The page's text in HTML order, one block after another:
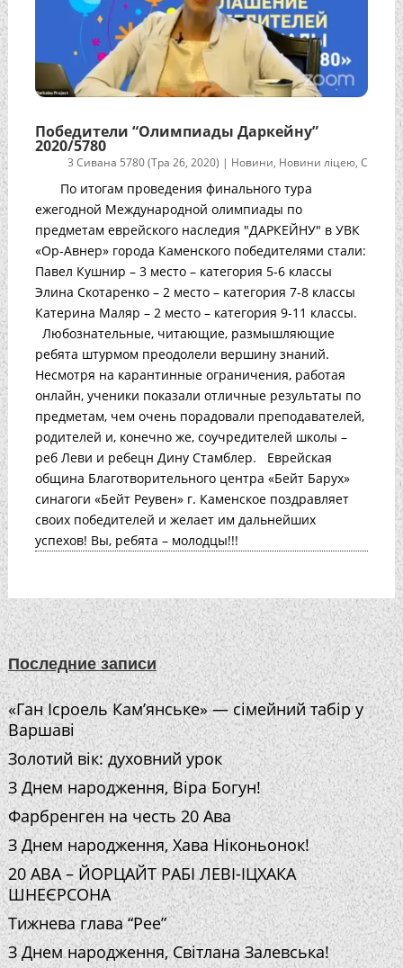
Победители “Олимпиады Даркейну”
2020/5780
3 Сивана 5780 (Тра 26, 2020) | Новини, Новини ліцею,С
По итогам проведения финального тура
ежегодной Международной олимпиады по
предметам еврейского наследия "ДАРКЕЙНУ" в УВК
«Ор-Авнер» города Каменского победителями стали:
Павел Кушнир – 3 место – категория 5-6 классы
Элина Скотаренко – 2 место – категория 7-8 классы
Катерина Маляр – 2 место – категория 9-11 классы.
Любознательные, читающие, размышляющие
ребята штурмом преодолели вершину знаний.
Несмотря на карантинные ограничения, работая
онлайн, ученики показали отличные результаты по
предметам, чем очень порадовали преподавателей,
родителей и, конечно же, соучредителей школы –
реб Леви и ребецн Дину Стамблер. Еврейская
община Благотворительного центра «Бейт Барух»
синагоги «Бейт Реувен» г. Каменское поздравляет
своих победителей и желает им дальнейших
успехов! Вы, ребята – молодцы!!!
Последние записи
«Ган Ісроель Кам’янське» — сімейний табір у
Варшаві
Золотий вік: духовний урок
З Днем народження, Віра Богун!
Фарбренген на честь 20 Ава
З Днем народження, Хава Ніконьонок!
20 АВА – ЙОРЦАЙТ РАБІ ЛЕВІ-ІЦХАКА
ШНЕЄРСОНА
Тижнева глава “Рее”
З Днем народження, Світлана Залевська!